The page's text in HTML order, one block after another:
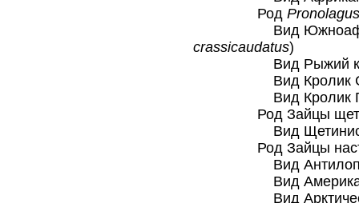
Род Pronolagus
Вид
crassicaudatus)
Вид Рыжий
Вид Кролик
Вид Кролик
Род Зайцы
Вид
Род Зайцы
Вид
Вид
Вид